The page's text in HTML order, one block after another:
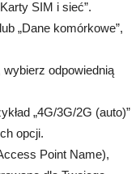
SIM i sieć”.
„Dane komórkowe”,
odpowiednią
„4G/3G/2G (auto)”
opcji.
Point Name),